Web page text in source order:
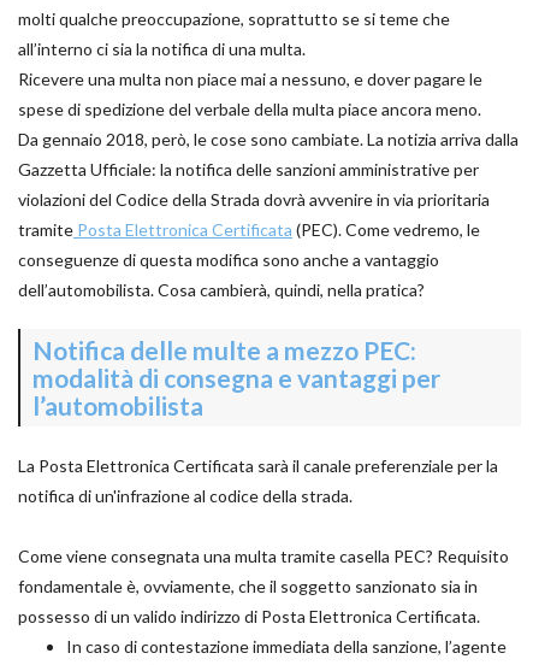
molti qualche preoccupazione, soprattutto se si teme che
all’interno ci sia la notifica di una multa.
Ricevere una multa non piace mai a nessuno, e dover pagare le
spese di spedizione del verbale della multa piace ancora meno.
Da gennaio 2018, però, le cose sono cambiate. La notizia arriva dalla
Gazzetta Ufficiale: la notifica delle sanzioni amministrative per
violazioni del Codice della Strada dovrà avvenire in via prioritaria
tramite Posta Elettronica Certificata (PEC). Come vedremo, le
conseguenze di questa modifica sono anche a vantaggio
dell’automobilista. Cosa cambierà, quindi, nella pratica?
Notifica delle multe a mezzo PEC:
modalità di consegna e vantaggi per
l’automobilista
La Posta Elettronica Certificata sarà il canale preferenziale per la
notifica di un'infrazione al codice della strada.
Come viene consegnata una multa tramite casella PEC? Requisito
fondamentale è, ovviamente, che il soggetto sanzionato sia in
possesso di un valido indirizzo di Posta Elettronica Certificata.
In caso di contestazione immediata della sanzione, l’agente